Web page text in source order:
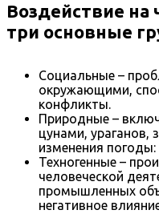
Воздействие на
три основные
Социальные –
окружающими,
конфликты.
Природные –
цунами, ураганов,
изменения
Техногенные –
человеческой
промышленных
негативное